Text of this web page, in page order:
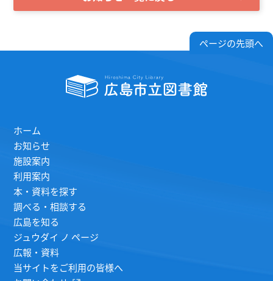
ページの先頭へ
ホーム
お知らせ
施設案内
利用案内
本・資料を探す
調べる・相談する
広島を知る
ジュウダイ ノ ページ
広報・資料
当サイトをご利用の皆様へ